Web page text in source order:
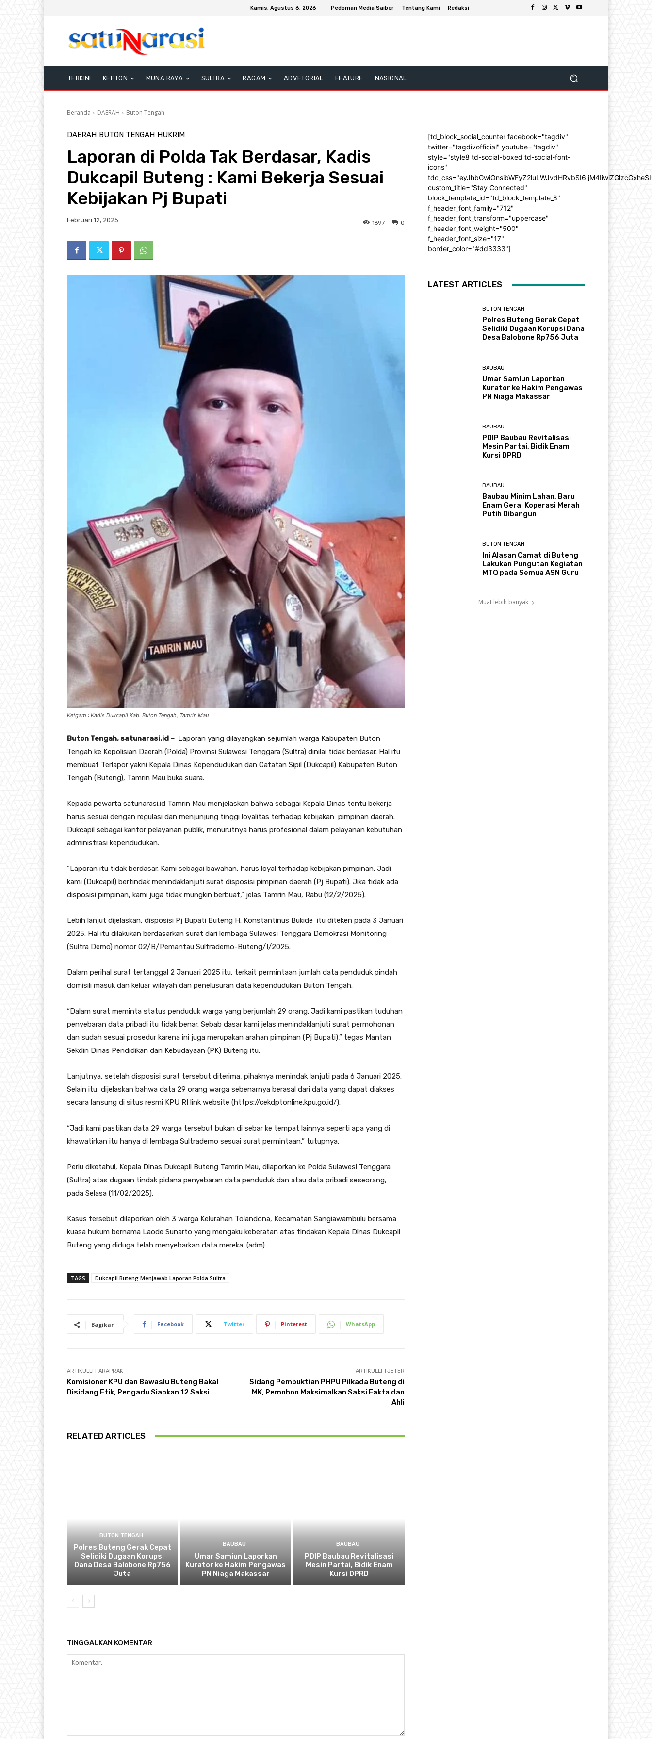
Kamis, Agustus 6, 2026 Pedoman Media Saiber Tentang Kami Redaksi
TERKINI KEPTON MUNA RAYA SULTRA RAGAM ADVETORIAL FEATURE NASIONAL
Beranda DAERAH Buton Tengah
DAERAH BUTON TENGAH HUKRIM
Laporan di Polda Tak Berdasar, Kadis
Dukcapil Buteng : Kami Bekerja Sesuai
Kebijakan Pj Bupati
Februari 12, 2025 0
1697
Ketgam : Kadis Dukcapil Kab. Buton Tengah, Tamrin Mau
Buton Tengah, satunarasi.id – Laporan yang dilayangkan sejumlah warga Kabupaten Buton
Tengah ke Kepolisian Daerah (Polda) Provinsi Sulawesi Tenggara (Sultra) dinilai tidak berdasar. Hal itu
membuat Terlapor yakni Kepala Dinas Kependudukan dan Catatan Sipil (Dukcapil) Kabupaten Buton
Tengah (Buteng), Tamrin Mau buka suara.
Kepada pewarta satunarasi.id Tamrin Mau menjelaskan bahwa sebagai Kepala Dinas tentu bekerja
harus sesuai dengan regulasi dan menjunjung tinggi loyalitas terhadap kebijakan pimpinan daerah.
Dukcapil sebagai kantor pelayanan publik, menurutnya harus profesional dalam pelayanan kebutuhan
administrasi kependudukan.
“Laporan itu tidak berdasar. Kami sebagai bawahan, harus loyal terhadap kebijakan pimpinan. Jadi
kami (Dukcapil) bertindak menindaklanjuti surat disposisi pimpinan daerah (Pj Bupati). Jika tidak ada
disposisi pimpinan, kami juga tidak mungkin berbuat,” jelas Tamrin Mau, Rabu (12/2/2025).
Lebih lanjut dijelaskan, disposisi Pj Bupati Buteng H. Konstantinus Bukide itu diteken pada 3 Januari
2025. Hal itu dilakukan berdasarkan surat dari lembaga Sulawesi Tenggara Demokrasi Monitoring
(Sultra Demo) nomor 02/B/Pemantau Sultrademo-Buteng/I/2025.
Dalam perihal surat tertanggal 2 Januari 2025 itu, terkait permintaan jumlah data penduduk pindah
domisili masuk dan keluar wilayah dan penelusuran data kependudukan Buton Tengah.
“Dalam surat meminta status penduduk warga yang berjumlah 29 orang. Jadi kami pastikan tuduhan
penyebaran data pribadi itu tidak benar. Sebab dasar kami jelas menindaklanjuti surat permohonan
dan sudah sesuai prosedur karena ini juga merupakan arahan pimpinan (Pj Bupati),” tegas Mantan
Sekdin Dinas Pendidikan dan Kebudayaan (PK) Buteng itu.
Lanjutnya, setelah disposisi surat tersebut diterima, pihaknya menindak lanjuti pada 6 Januari 2025.
Selain itu, dijelaskan bahwa data 29 orang warga sebenarnya berasal dari data yang dapat diakses
secara lansung di situs resmi KPU RI link website (https://cekdptonline.kpu.go.id/).
“Jadi kami pastikan data 29 warga tersebut bukan di sebar ke tempat lainnya seperti apa yang di
khawatirkan itu hanya di lembaga Sultrademo sesuai surat permintaan,” tutupnya.
Perlu diketahui, Kepala Dinas Dukcapil Buteng Tamrin Mau, dilaporkan ke Polda Sulawesi Tenggara
(Sultra) atas dugaan tindak pidana penyebaran data penduduk dan atau data pribadi seseorang,
pada Selasa (11/02/2025).
Kasus tersebut dilaporkan oleh 3 warga Kelurahan Tolandona, Kecamatan Sangiawambulu bersama
kuasa hukum bernama Laode Sunarto yang mengaku keberatan atas tindakan Kepala Dinas Dukcapil
Buteng yang diduga telah menyebarkan data mereka. (adm)
TAGS Dukcapil Buteng Menjawab Laporan Polda Sultra
Bagikan Facebook Twitter Pinterest WhatsApp
ARTIKULLI PARAPRAK
Komisioner KPU dan Bawaslu Buteng Bakal
Disidang Etik, Pengadu Siapkan 12 Saksi
ARTIKULLI TJETËR
Sidang Pembuktian PHPU Pilkada Buteng di
MK, Pemohon Maksimalkan Saksi Fakta dan
Ahli
RELATED ARTICLES
BUTON TENGAH
Polres Buteng Gerak Cepat
Selidiki Dugaan Korupsi
Dana Desa Balobone Rp756
Juta
BAUBAU
Umar Samiun Laporkan
Kurator ke Hakim Pengawas
PN Niaga Makassar
BAUBAU
PDIP Baubau Revitalisasi
Mesin Partai, Bidik Enam
Kursi DPRD
TINGGALKAN KOMENTAR
[td_block_social_counter facebook="tagdiv"
twitter="tagdivofficial" youtube="tagdiv"
style="style8 td-social-boxed td-social-font-
icons"
custom_title="Stay Connected"
block_template_id="td_block_template_8"
f_header_font_family="712"
f_header_font_transform="uppercase"
f_header_font_weight="500"
f_header_font_size="17"
border_color="#dd3333"]
LATEST ARTICLES
BUTON TENGAH
Polres Buteng Gerak Cepat
Selidiki Dugaan Korupsi Dana
Desa Balobone Rp756 Juta
BAUBAU
Umar Samiun Laporkan
Kurator ke Hakim Pengawas
PN Niaga Makassar
BAUBAU
PDIP Baubau Revitalisasi
Mesin Partai, Bidik Enam
Kursi DPRD
BAUBAU
Baubau Minim Lahan, Baru
Enam Gerai Koperasi Merah
Putih Dibangun
BUTON TENGAH
Ini Alasan Camat di Buteng
Lakukan Pungutan Kegiatan
MTQ pada Semua ASN Guru
Muat lebih banyak